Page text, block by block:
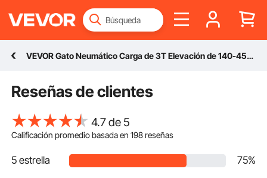
VEVOR Gato Neumático Carga de 3T Elevación de 140-450mm Gato Neumático 0,8-1,0MPa Gato Hinchable 3 Cojines de Aire Elevación Rápida Fácil Portátil para Reparación Mantenimiento Coche SUV Taller Garaje
Reseñas de clientes
4.7 de 5
Calificación promedio basada en198reseñas
5 estrella 75%